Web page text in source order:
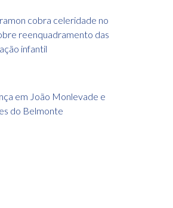
cobra celeridade no
reenquadramento das
infantil
em João Monlevade e
do Belmonte